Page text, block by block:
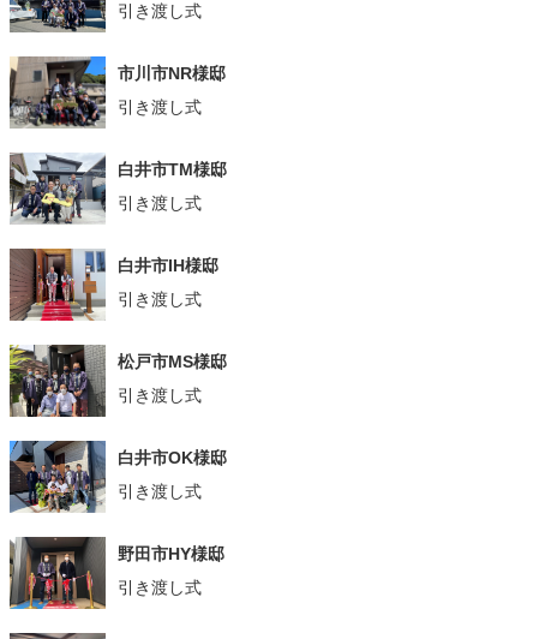
引き渡し式
市川市NR様邸
引き渡し式
白井市TM様邸
引き渡し式
白井市IH様邸
引き渡し式
松戸市MS様邸
引き渡し式
白井市OK様邸
引き渡し式
野田市HY様邸
引き渡し式